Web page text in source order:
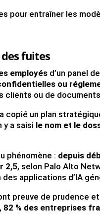
pour entraîner les
des fuites
employés d’un panel
ou
clients ou de
copié un plan
a saisi le nom et le
phénomène : depuis
2,5, selon Palo Alto
applications d’IA
preuve de prudence
82 % des entreprises